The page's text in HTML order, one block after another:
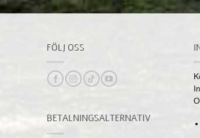
FÖLJ OSS
BETALNINGSALTERNATIV